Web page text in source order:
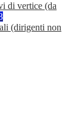
di vertice (da
(dirigenti non